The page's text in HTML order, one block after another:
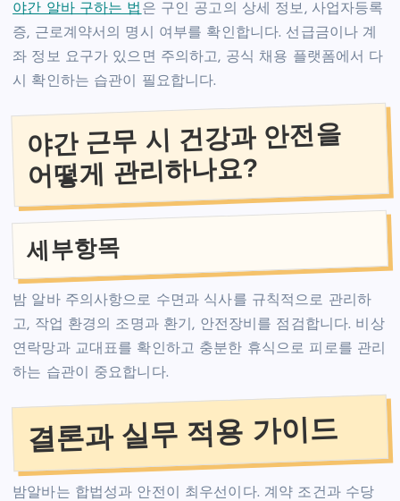
야간 알바 구하는 법 은 구인 공고의 상세 정보, 사업자등록
증, 근로계약서의 명시 여부를 확인합니다. 선급금이나 계
좌 정보 요구가 있으면 주의하고, 공식 채용 플랫폼에서 다
시 확인하는 습관이 필요합니다.
야간 근무 시 건강과 안전을
어떻게 관리하나요?
세부항목
밤 알바 주의사항으로 수면과 식사를 규칙적으로 관리하
고, 작업 환경의 조명과 환기, 안전장비를 점검합니다. 비상
연락망과 교대표를 확인하고 충분한 휴식으로 피로를 관리
하는 습관이 중요합니다.
결론과 실무 적용 가이드
밤알바는 합법성과 안전이 최우선이다. 계약 조건과 수당